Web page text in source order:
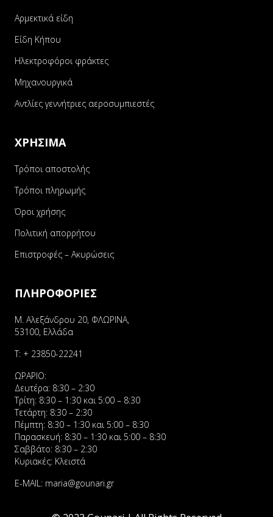
Αρμεκτικά είδη
Είδη Κήπου
Ηλεκτροφόροι φράκτες
Μηχανουργικά
Αντλίες γεννήτριες αεροσυμπιεστές
ΧΡΗΣΙΜΑ
Τρόποι αποστολής
Τρόποι πληρωμής
Όροι χρήσης
Πολιτική απορρήτου
Επιστροφές – Ακυρώσεις
ΠΛΗΡΟΦΟΡΙΕΣ
Μ. Αλεξάνδρου 20, ΦΛΩΡΙΝΑ,
53100, Ελλάδα
Τ: + 23850-22241
ΩΡΑΡΙΟ:
Δευτέρα: 8:30 – 2:30
Τρίτη: 8:30 – 1:30 και 5:00 – 8:30
Τετάρτη: 8:30 – 2:30
Πέμπτη: 8:30 – 1:30 και 5:00 – 8:30
Παρασκευή: 8:30 – 1:30 και 5:00 – 8:30
Σαββάτο: 8:30 – 2:30
Κυριακές: Κλειστά
E-MAIL: maria@gounari.gr